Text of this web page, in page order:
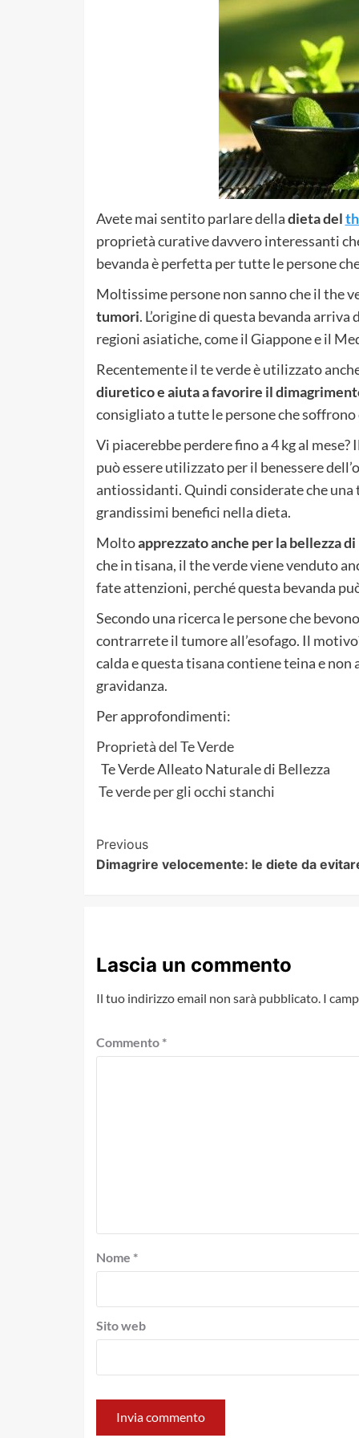
Avete mai sentito parlare delladieta del
proprietà curative davvero interessanti
bevanda è perfetta per tutte le persone
Moltissime persone non sanno che il the
tumori. L’origine di questa bevanda
regioni asiatiche, come il Giappone e il
Recentemente il te verde è utilizzato
diuretico e aiuta a favorire il
consigliato a tutte le persone che soffrono
Vi piacerebbe perdere fino a 4 kg al
può essere utilizzato per il benessere
antiossidanti. Quindi considerate che una
grandissimi benefici nella dieta.
Moltoapprezzato anche per la bellezza
che in tisana, il the verde viene venduto
fate attenzioni, perché questa bevanda
Secondo una ricerca le persone che
contrarrete il tumore all’esofago. Il
calda e questa tisana contiene teina e
gravidanza.
Per approfondimenti:
Proprietà del Te Verde
Te Verde Alleato Naturale di Bellezza
Te verde per gli occhi stanchi
Post
Navigation
Previous
Dimagrire velocemente: le diete da
Lascia un commento
Il tuo indirizzo email non sarà pubblicato. I
Commento *
Nome *
Sito web